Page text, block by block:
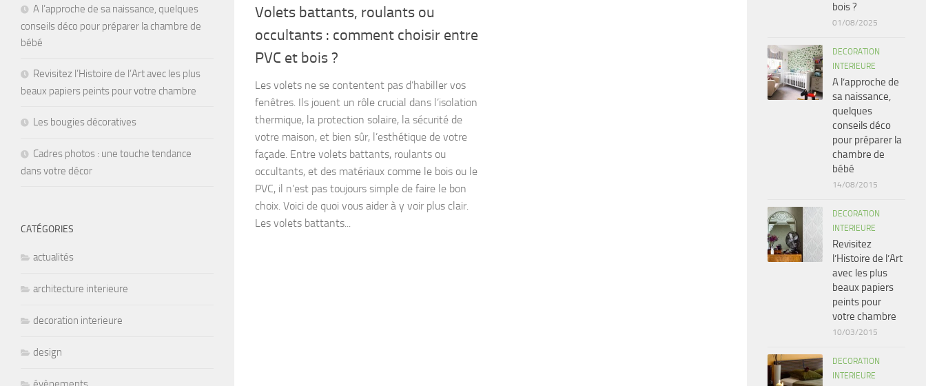
Volets battants, roulants ou
occultants : comment choisir entre
PVC et bois ?
Les volets ne se contentent pas d’habiller vos
fenêtres. Ils jouent un rôle crucial dans l’isolation
thermique, la protection solaire, la sécurité de
votre maison, et bien sûr, l’esthétique de votre
façade. Entre volets battants, roulants ou
occultants, et des matériaux comme le bois ou le
PVC, il n’est pas toujours simple de faire le bon
choix. Voici de quoi vous aider à y voir plus clair.
Les volets battants...
A l’approche de sa naissance, quelques
conseils déco pour préparer la chambre de
bébé
Revisitez l’Histoire de l’Art avec les plus
beaux papiers peints pour votre chambre
Les bougies décoratives
Cadres photos : une touche tendance
dans votre décor
CATÉGORIES
actualités
architecture interieure
decoration interieure
design
bois ?
01/08/2025
DECORATION
INTERIEURE
A l’approche de
sa naissance,
quelques
conseils déco
pour préparer la
chambre de
bébé
14/08/2015
DECORATION
INTERIEURE
Revisitez
l’Histoire de l’Art
avec les plus
beaux papiers
peints pour
votre chambre
10/03/2015
DECORATION
INTERIEURE